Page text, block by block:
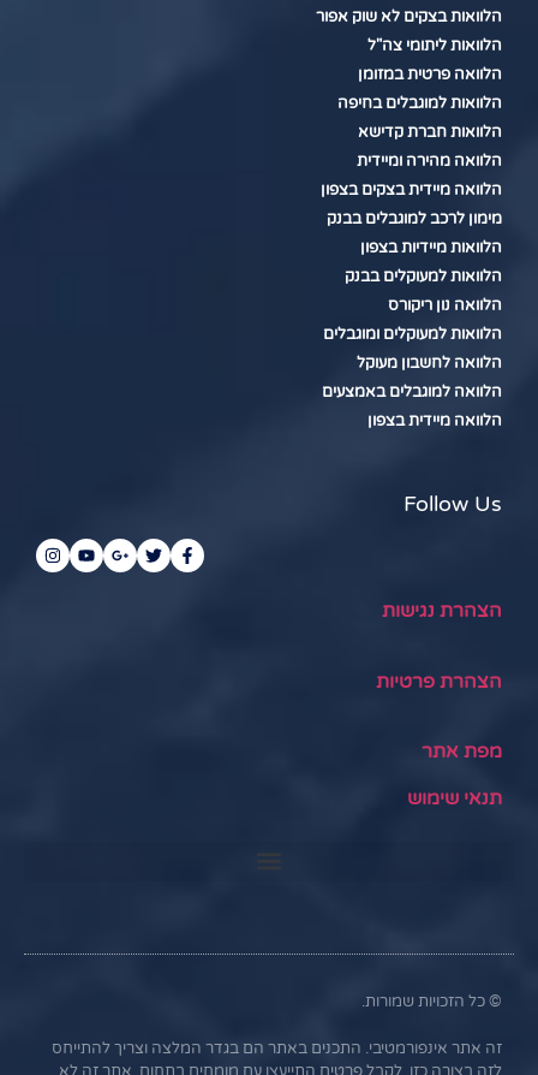
הלוואות בצקים לא שוק אפור
הלוואות ליתומי צה"ל
הלוואה פרטית במזומן
הלוואות למוגבלים בחיפה
הלוואות חברת קדישא
הלוואה מהירה ומיידית
הלוואה מיידית בצקים בצפון
מימון לרכב למוגבלים בבנק
הלוואות מיידיות בצפון
הלוואות למעוקלים בבנק
הלוואה נון ריקורס
הלוואות למעוקלים ומוגבלים
הלוואה לחשבון מעוקל
הלוואה למוגבלים באמצעים
הלוואה מיידית בצפון
Follow Us
הצהרת נגישות
הצהרת פרטיות
מפת אתר
תנאי שימוש
© כל הזכויות שמורות.
זה אתר אינפורמטיבי. התכנים באתר הם בגדר המלצה וצריך להתייחס